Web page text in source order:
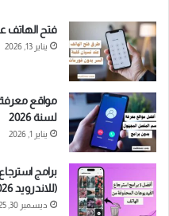
فتح الهاتف
يناير 13, 2026
مواقع
لسنة 2026
يناير 1, 2026
برامج
(للاندرويد 2026)
ديسمبر 30, 2025